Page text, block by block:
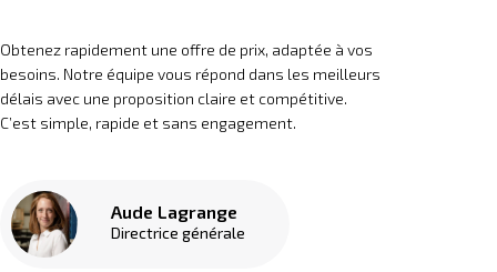
Obtenez rapidement une offre de prix, adaptée à vos
besoins. Notre équipe vous répond dans les meilleurs
délais avec une proposition claire et compétitive.
C’est simple, rapide et sans engagement.
Aude Lagrange
Directrice générale